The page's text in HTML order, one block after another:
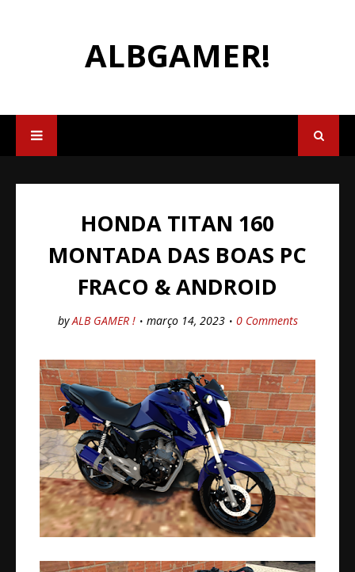
ALBGAMER!
HONDA TITAN 160
MONTADA DAS BOAS PC
FRACO & ANDROID
by ALB GAMER ! março 14, 2023 0 Comments